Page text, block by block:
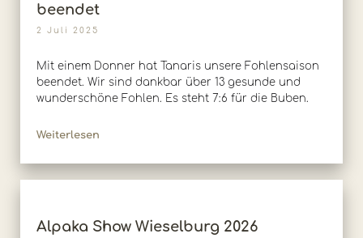
beendet
2 Juli 2025
Mit einem Donner hat Tanaris unsere Fohlensaison
beendet. Wir sind dankbar über 13 gesunde und
wunderschöne Fohlen. Es steht 7:6 für die Buben.
Weiterlesen
Alpaka Show Wieselburg 2026